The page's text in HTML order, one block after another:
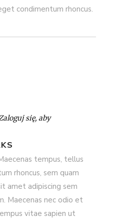
condimentum rhoncus.
się, aby
tempus, tellus
rhoncus, sem quam
amet adipiscing sem
Maecenas nec odio et
vitae sapien ut